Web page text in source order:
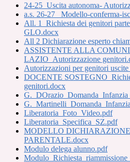
24-25_Uscita autonoma-
a.s. 26-27_ Modello-conferma-
All. 1_Richiesta dei genitori
GLO.docx
All 2 Dichiarazione esperto
ASSISTENTE ALLA
LAZIO_Autorizzazione
Autorizzazioni per genitori
DOCENTE
genitori.docx
Liberatoria_Foto_Video.pdf
Liberatoria_Specifica_SZ.pdf
MODELLO
PARENTALE.docx
Modulo delega alunno.pdf